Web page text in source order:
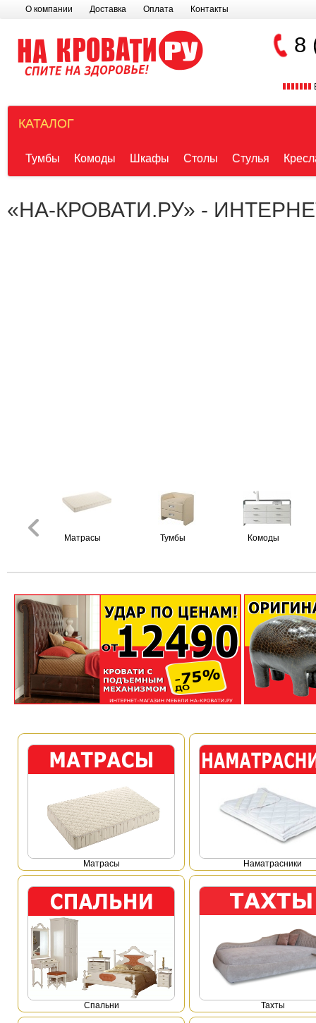
О компании Доставка Оплата Контакты
8
КАТАЛОГ
Тумбы Комоды Шкафы Столы Стулья
«НА-КРОВАТИ.РУ» -
Матрасы Тумбы Комоды
Mатрасы Наматрасники
Спальни Тахты